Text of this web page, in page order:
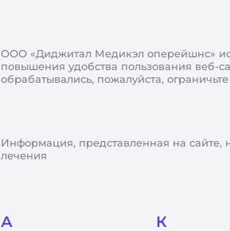
ООО «Диджитал Медикэл оперейшнс»
повышения удобства пользования веб-
обрабатывались, пожалуйста,
Информация, представленная на сайте,
лечения
А К